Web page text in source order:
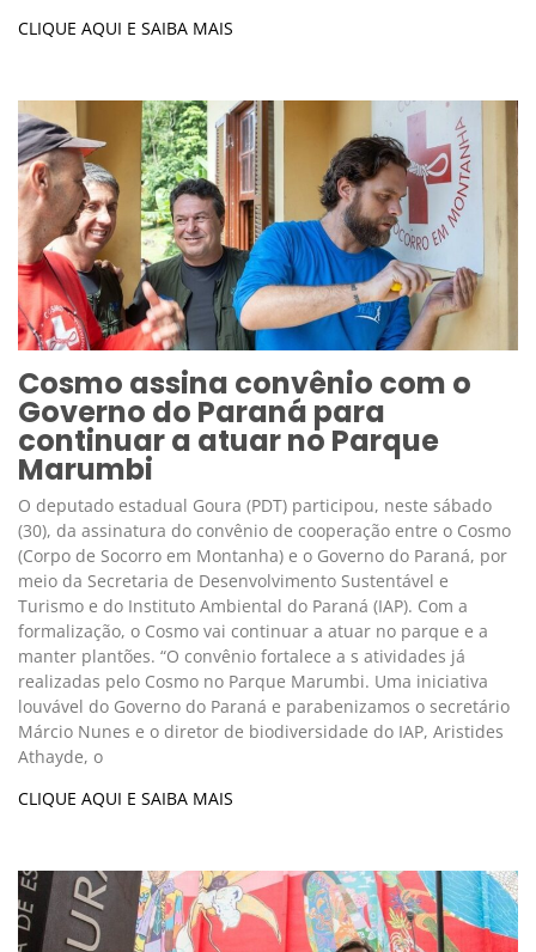
CLIQUE AQUI E SAIBA MAIS
Cosmo assina convênio com o
Governo do Paraná para
continuar a atuar no Parque
Marumbi
O deputado estadual Goura (PDT) participou, neste sábado
(30), da assinatura do convênio de cooperação entre o Cosmo
(Corpo de Socorro em Montanha) e o Governo do Paraná, por
meio da Secretaria de Desenvolvimento Sustentável e
Turismo e do Instituto Ambiental do Paraná (IAP). Com a
formalização, o Cosmo vai continuar a atuar no parque e a
manter plantões. “O convênio fortalece a s atividades já
realizadas pelo Cosmo no Parque Marumbi. Uma iniciativa
louvável do Governo do Paraná e parabenizamos o secretário
Márcio Nunes e o diretor de biodiversidade do IAP, Aristides
Athayde, o
CLIQUE AQUI E SAIBA MAIS